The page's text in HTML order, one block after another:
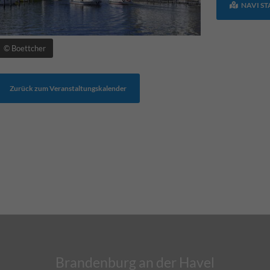
© Boettcher
NAVI
Zurück zum Veranstaltungskalender
Brandenburg an der Havel